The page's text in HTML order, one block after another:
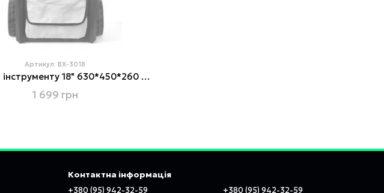
Артикул: BX-3018
Візок для інструменту 18" 630*450*260 мм INTERTOOL BX-3018
1 699 грн
Контактна інформація
+380 (95) 942-32-59 +380 (95) 942-32-59